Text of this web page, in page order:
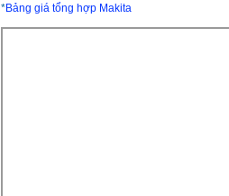
*Bảng giá tổng hợp Makita